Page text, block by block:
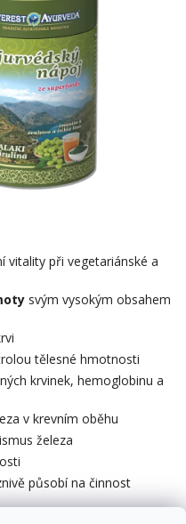
vitality při vegetariánské a
svým vysokým obsahem
tělesné hmotnosti
krvinek, hemoglobinu a
v krevním oběhu
železa
působí na činnost